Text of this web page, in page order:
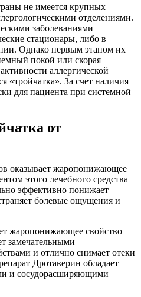
не имеется крупных
отделениями.
заболеваниями
стационары, либо в
Однако первым этапом их
покой или скорая
аллергической
«тройчатка». За счет наличия
для пациента при системной
от
оказывает жаропонижающее
этого лечебного средства
эффективно понижает
болевые ощущения и
жаропонижающее свойство
замечательными
и отлично снимает отеки
Дротаверин обладает
и сосудорасширяющими